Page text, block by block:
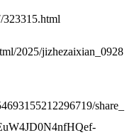
2025/jizhezaixian_0928
share_